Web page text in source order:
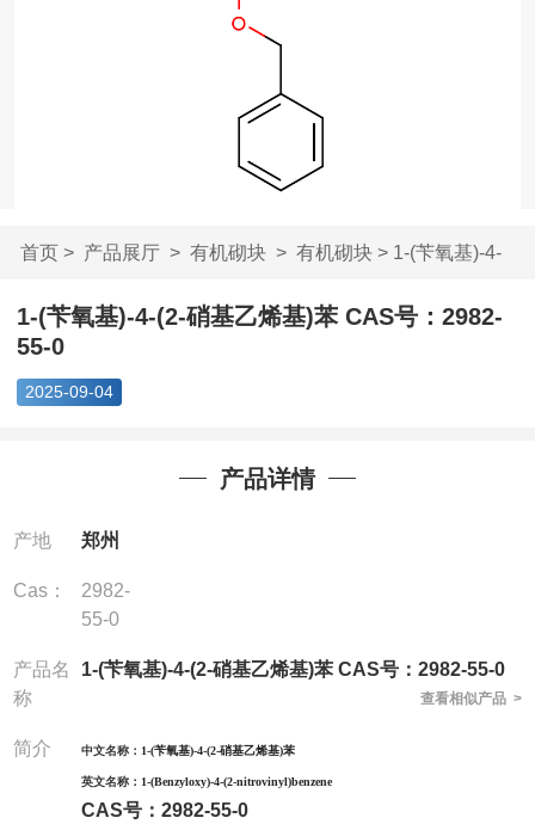
首页> 产品展厅> 有机砌块> 有机砌块> 1-(苄氧基)-4-
(2-硝基乙烯基)...
1-(苄氧基)-4-(2-硝基乙烯基)苯 CAS号：2982-
55-0
2025-09-04
产品详情
产地 郑州
Cas：
2982-
55-0
产品名
称
1-(苄氧基)-4-(2-硝基乙烯基)苯 CAS号：2982-55-0
查看相似产品 >
简介 中文名称： 1-(苄氧基)-4-(2-硝基乙烯基)苯
英文名称： 1-(Benzyloxy)-4-(2-nitrovinyl)benzene
CAS号： 2982-55-0